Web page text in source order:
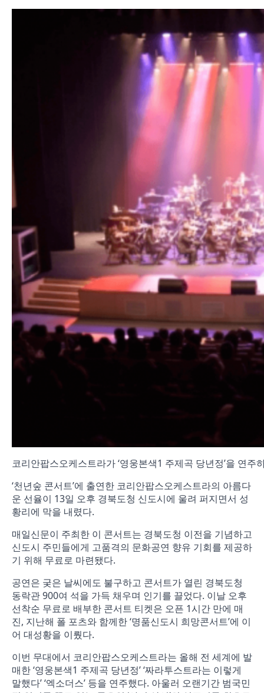
코리안팝스오케스트라가 ‘영웅본색1 주제곡 당년정’을 연주
‘천년숲 콘서트’에 출연한 코리안팝스오케스트라의 아름다
운 선율이 13일 오후 경북도청 신도시에 울려 퍼지면서 성
황리에 막을 내렸다.
매일신문이 주최한 이 콘서트는 경북도청 이전을 기념하고
신도시 주민들에게 고품격의 문화공연 향유 기회를 제공하
기 위해 무료로 마련됐다.
공연은 궂은 날씨에도 불구하고 콘서트가 열린 경북도청
동락관 900여 석을 가득 채우며 인기를 끌었다. 이날 오후
선착순 무료로 배부한 콘서트 티켓은 오픈 1시간 만에 매
진, 지난해 폴 포츠와 함께한 ‘명품신도시 희망콘서트’에 이
어 대성황을 이뤘다.
이번 무대에서 코리안팝스오케스트라는 올해 전 세계에 발
매한 ‘영웅본색1 주제곡 당년정’ ‘짜라투스트라는 이렇게
말했다’ ‘엑소더스’ 등을 연주했다. 아울러 오랜기간 범국민